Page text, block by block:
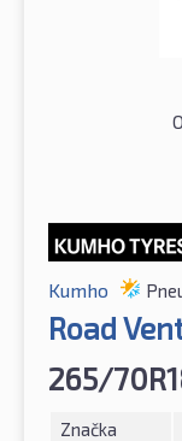
Kumho
Road
265/
Značka